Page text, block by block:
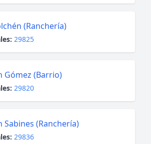
(Ranchería)
29825
Gómez (Barrio)
29820
Sabines (Ranchería)
29836